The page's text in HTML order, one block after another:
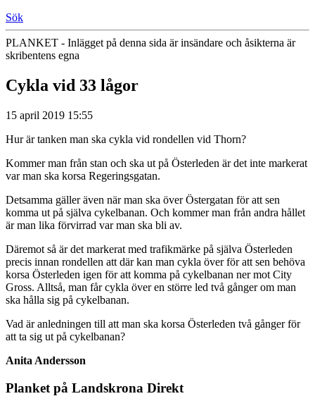
Sök
PLANKET - Inlägget på denna sida är insändare och åsikterna är
skribentens egna
Cykla vid 33 lågor
15 april 2019 15:55
Hur är tanken man ska cykla vid rondellen vid Thorn?
Kommer man från stan och ska ut på Österleden är det inte markerat
var man ska korsa Regeringsgatan.
Detsamma gäller även när man ska över Östergatan för att sen
komma ut på själva cykelbanan. Och kommer man från andra hållet
är man lika förvirrad var man ska bli av.
Däremot så är det markerat med trafikmärke på själva Österleden
precis innan rondellen att där kan man cykla över för att sen behöva
korsa Österleden igen för att komma på cykelbanan ner mot City
Gross. Alltså, man får cykla över en större led två gånger om man
ska hålla sig på cykelbanan.
Vad är anledningen till att man ska korsa Österleden två gånger för
att ta sig ut på cykelbanan?
Anita Andersson
Planket på Landskrona Direkt